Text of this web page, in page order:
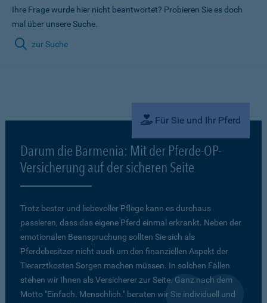
Ihre Frage wurde hier nicht beantwortet? Probieren Sie es doch
mal über unsere Suche.
zur Suche
Für Sie und Ihr Pferd
Darum die Barmenia: Mit der Pferde-OP-
Versicherung auf der sicheren Seite
Trotz bester und liebevoller Pflege kann es durchaus
passieren, dass das eigene Pferd einmal erkrankt. Neben der
emotionalen Beanspruchung sollten Sie sich als
Pferdebesitzer nicht auch um den finanziellen Aspekt der
Tierarztkosten Sorgen machen müssen. In solchen Fällen
stehen wir Ihnen als Versicherer zur Seite. Ganz nach dem
Motto "Einfach. Menschlich." beraten wir Sie individuell und